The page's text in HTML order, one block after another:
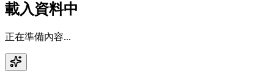
載入資料中
正在準備內容...